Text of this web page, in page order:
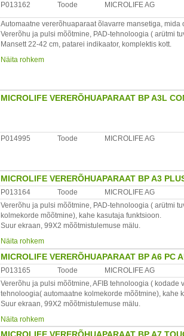
P013162 Toode MICROLIFE AG
Automaatne vererõhuaparaat õlavarre mansetiga, mida
Vererõhu ja pulsi mõõtmine, PAD-tehnoloogia ( arütmi
Mansett 22-42 cm, patarei indikaator, komplektis kott.
/*/*
Näita rohkem
MICROLIFE VERERÕHUAPARAAT BP A3L
P014995 Toode MICROLIFE AG
MICROLIFE VERERÕHUAPARAAT BP A3
P013164 Toode
MICROLIFE AG
Vererõhu ja pulsi mõõtmine, PAD-tehnoloogia ( arütmi
kolmekorde mõõtmine), kahe kasutaja funktsioon.
Suur ekraan, 99X2 mõõtmistulemuse mälu.
Garantii 5 aastat.
/*/*
Tootja: Europe/Middle-East/ Africa Microlife AG Šveits.
Maaletooja: Allium UPI OÜ Laagri Ärimaja, Vee 16,
Näita rohkem
MICROLIFE VERERÕHUAPARAAT BP A6 PC
P013165 Toode
MICROLIFE AG
Vererõhu ja pulsi mõõtmine, AFIB tehnoloogia ( kodade
tehnoloogia( automaatne kolmekorde mõõtmine), kahe
Suur ekraan, 99X2 mõõtmistulemuse mälu.
Garantii 5 aastat.
/*/*
Näita rohkem